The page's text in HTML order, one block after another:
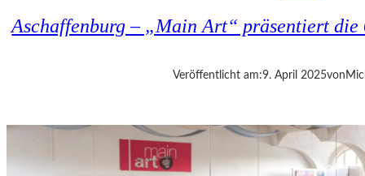
Aschaffenburg – „Main Art“ präsentiert die
Veröffentlicht am:9. April 2025von